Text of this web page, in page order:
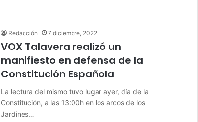
Redacción 7 diciembre, 2022
VOX Talavera realizó un
manifiesto en defensa de la
Constitución Española
La lectura del mismo tuvo lugar ayer, día de la
Constitución, a las 13:00h en los arcos de los
Jardines…